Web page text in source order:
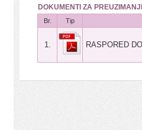
DOKUMENTI ZA
Br. Tip
1. RASPORED